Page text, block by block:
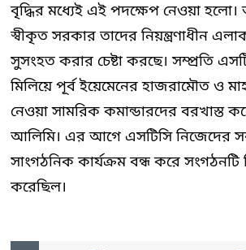
বৃদ্ধির মধ্যেই এই পদক্ষেপ নেওয়া হলো।
স্বীকৃত সরকার তাদের নিয়ন্ত্রণাধীন
সুসংহত করার চেষ্টা করছে। সম্প্রতি
মিলিয়ে পূর্ব ইয়েমেনের হাজরামৌত ও
নেওয়া সামরিক কমান্ডারদের বরখাস্ত
আলিমি। এর আগে এসটিসি নিজেদের
সাংগঠনিক কার্যক্রম বন্ধ করে সংগঠনটি
করেছিল।